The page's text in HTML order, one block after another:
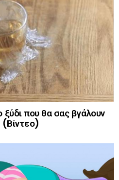
που θα σας βγάλουν